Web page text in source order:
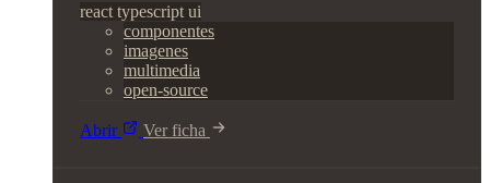
react typescript ui
componentes
imagenes
multimedia
open-source
Abrir Ver ficha